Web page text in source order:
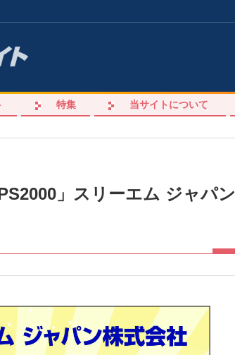
特集 当サイトについて
」スリーエム ジャパン